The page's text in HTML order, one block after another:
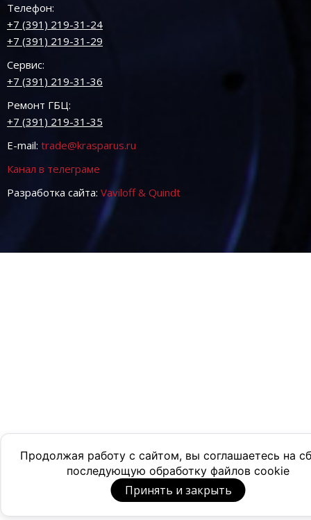
Продолжая работу с сайтом, вы соглашаетесь на
последующую обработку файлов cookie
Принять и закрыть
Телефон:
+7 (391) 219-31-24
+7 (391) 219-31-29
Сервис:
+7 (391) 219-31-36
Ремонт ГБЦ:
+7 (391) 219-31-35
E-mail: trade@krasparus.ru
Канал в телеграме
Разработка сайта: Vaviloff & Quindt